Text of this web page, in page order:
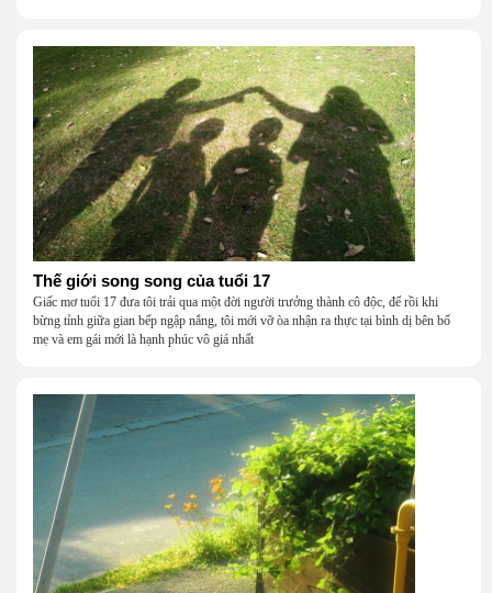
Thế giới song song của tuổi 17
Giấc mơ tuổi 17 đưa tôi trải qua một đời người trưởng thành cô độc, để rồi khi
bừng tỉnh giữa gian bếp ngập nắng, tôi mới vỡ òa nhận ra thực tại bình dị bên bố
mẹ và em gái mới là hạnh phúc vô giá nhất